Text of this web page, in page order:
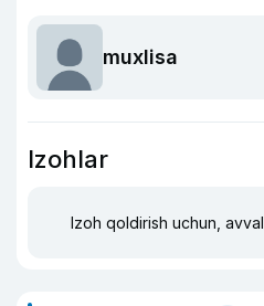
muxlisa
Izohlar
Izoh qoldirish uchun, avval